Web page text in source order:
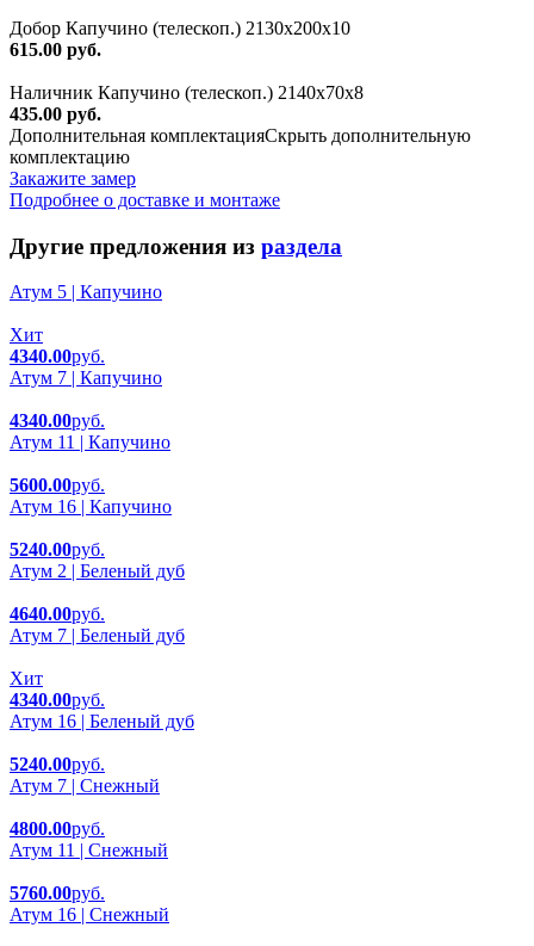
Добор Капучино (телескоп.) 2130x200x10
615.00 руб.
Наличник Капучино (телескоп.) 2140x70x8
435.00 руб.
Дополнительная комплектацияСкрыть дополнительную
комплектацию
Закажите замер
Подробнее о доставке и монтаже
Другие предложения из раздела
Атум 5 | Капучино
Хит
4340.00руб.
Атум 7 | Капучино
4340.00руб.
Атум 11 | Капучино
5600.00руб.
Атум 16 | Капучино
5240.00руб.
Атум 2 | Беленый дуб
4640.00руб.
Атум 7 | Беленый дуб
Хит
4340.00руб.
Атум 16 | Беленый дуб
5240.00руб.
Атум 7 | Снежный
4800.00руб.
Атум 11 | Снежный
5760.00руб.
Атум 16 | Снежный